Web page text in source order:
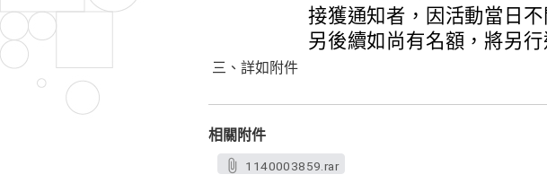
接獲通知者，因活動當日
另後續如尚有名額，將另
三、詳如附件
相關附件
1140003859.rar